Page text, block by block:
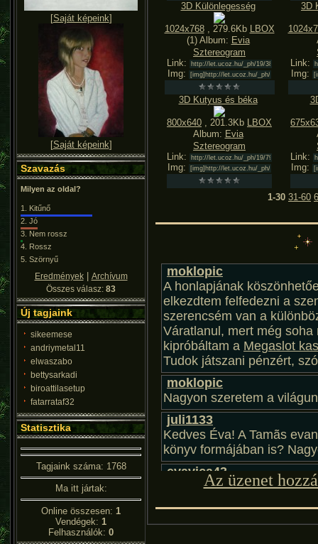
[Saját képeink]
[Saját képeink]
Szavazás
Milyen az oldal?
1. Kitűnő
2. Jó
3. Nem rossz
4. Rossz
5. Szörnyű
Eredmények| Archívum
Összes válasz: 83
Új tagjaink
sikeemese
andriymetal11
elwaszabo
bettysarkadi
biroattilasetup
fatarrataf32
Statisztika
Tagjaink száma: 1768
Ma itt jártak:
Online összesen: 1
Vendégek: 1
Felhasználók: 0
3D Különlegesség
1024x768, 279.6Kb LBOX
(1) Album: Evia
Sztereogram
Link:
Img:
3D
Link:
Img:
3D Kutyus és béka
800x640 , 201.3Kb LBOX
Album: Evia
Sztereogram
Link:
Img:
Link:
Img:
1-30 31-60
Az üzenet